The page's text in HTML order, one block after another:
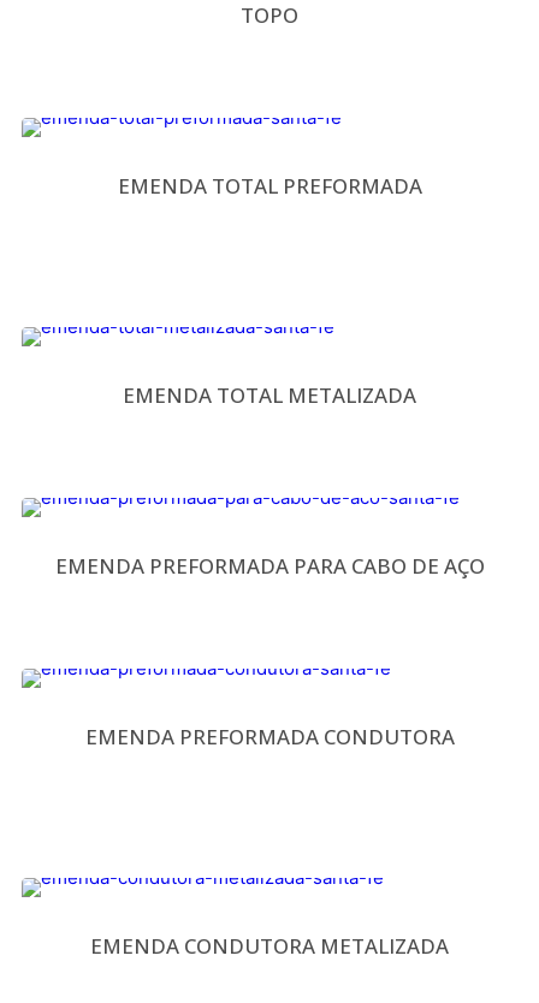
TOPO
EMENDA TOTAL PREFORMADA
EMENDA TOTAL METALIZADA
EMENDA PREFORMADA PARA CABO DE AÇO
EMENDA PREFORMADA CONDUTORA
EMENDA CONDUTORA METALIZADA